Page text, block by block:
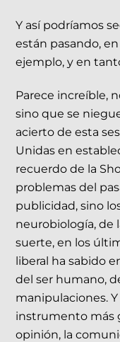
Y así podríamos
están pasando,
ejemplo, y en
Parece increíble,
sino que se
acierto de esta
Unidas en
recuerdo de la
problemas del
publicidad, sino
neurobiología, de
suerte, en los
liberal ha sabido
del ser humano,
manipulaciones.
instrumento más
opinión, la